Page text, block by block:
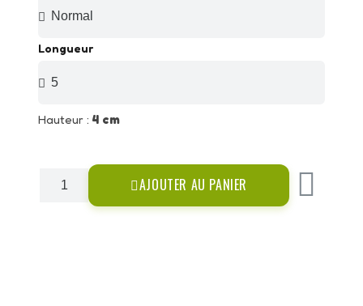
Longueur
Hauteur : 4 cm
AJOUTER AU PANIER